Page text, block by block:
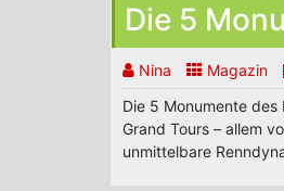
Die 5
Nina Magazin
Die 5 Monumente
Grand Tours – allem
unmittelbare